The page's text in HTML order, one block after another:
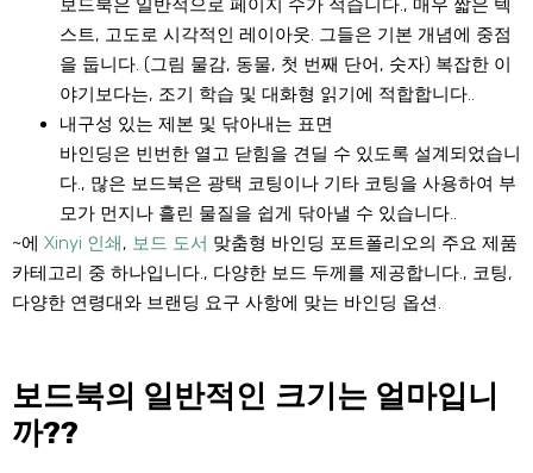
보드북은 일반적으로 페이지 수가 적습니다., 매우 짧은 텍
스트, 고도로 시각적인 레이아웃. 그들은 기본 개념에 중점
을 둡니다. (그림 물감, 동물, 첫 번째 단어, 숫자) 복잡한 이
야기보다는, 조기 학습 및 대화형 읽기에 적합합니다..
내구성 있는 제본 및 닦아내는 표면
바인딩은 빈번한 열고 닫힘을 견딜 수 있도록 설계되었습니
다., 많은 보드북은 광택 코팅이나 기타 코팅을 사용하여 부
모가 먼지나 흘린 물질을 쉽게 닦아낼 수 있습니다..
~에 Xinyi 인쇄 , 보드 도서 맞춤형 바인딩 포트폴리오의 주요 제품
카테고리 중 하나입니다., 다양한 보드 두께를 제공합니다., 코팅,
다양한 연령대와 브랜딩 요구 사항에 맞는 바인딩 옵션.
보드북의 일반적인 크기는 얼마입니
까??